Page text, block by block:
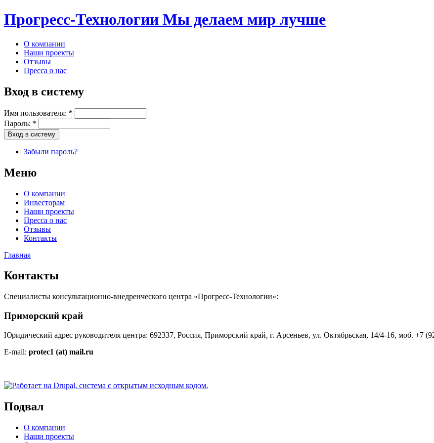
Прогресс-Технологии Мы делаем мир лучше
О компании
Наши проекты
Отзывы
Пресса о нас
Вход в систему
Имя пользователя: *
Пароль: *
Забыли пароль?
Меню
О компании
Инвесторам
Наши проекты
Пресса о нас
Отзывы
Контакты
Главная
Контакты
Специалисты консультационно-внедренческого центра «Прогресс-Технологии»:
Приморский край
Юридический адрес руководителя центра: 692337, Россия, Приморский край, г. Арсеньев, ул. Октябрьская, 14/4-16, моб. +7
E-mail: protec1 (at) mail.ru
Подвал
О компании
Наши проекты